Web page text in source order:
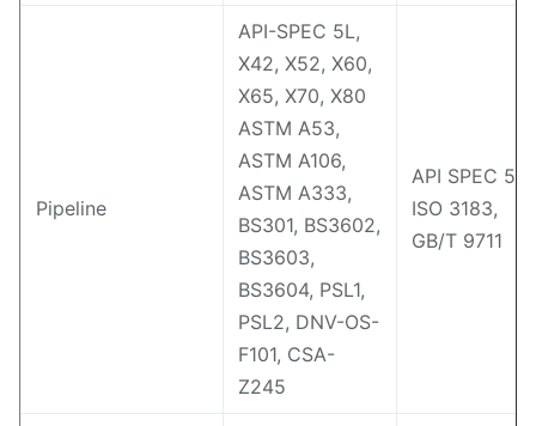
Pipeline
API-SPEC 5L,
X42, X52, X60,
X65, X70, X80
ASTM A53,
ASTM A106,
ASTM A333,
BS301, BS3602,
BS3603,
BS3604, PSL1,
PSL2, DNV-OS-
F101, CSA-
Z245
API SPEC 5L,
ISO 3183,
GB/T 9711